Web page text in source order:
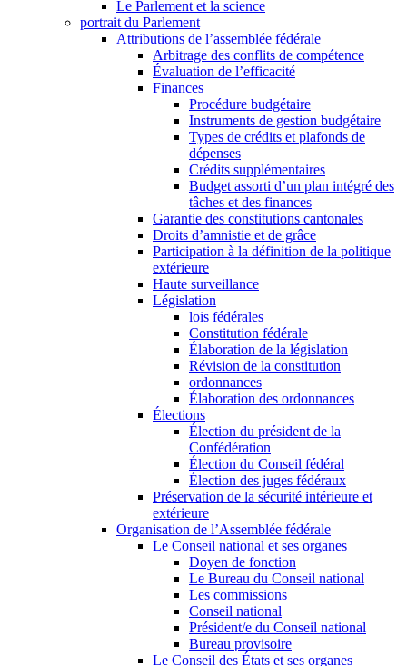
Le Parlement et la science
portrait du Parlement
Attributions de l’assemblée fédérale
Arbitrage des conflits de compétence
Évaluation de l’efficacité
Finances
Procédure budgétaire
Instruments de gestion budgétaire
Types de crédits et plafonds de
dépenses
Crédits supplémentaires
Budget assorti d’un plan intégré des
tâches et des finances
Garantie des constitutions cantonales
Droits d’amnistie et de grâce
Participation à la définition de la politique
extérieure
Haute surveillance
Législation
lois fédérales
Constitution fédérale
Élaboration de la législation
Révision de la constitution
ordonnances
Élaboration des ordonnances
Élections
Élection du président de la
Confédération
Élection du Conseil fédéral
Élection des juges fédéraux
Préservation de la sécurité intérieure et
extérieure
Organisation de l’Assemblée fédérale
Le Conseil national et ses organes
Doyen de fonction
Le Bureau du Conseil national
Les commissions
Conseil national
Président/e du Conseil national
Bureau provisoire
Le Conseil des États et ses organes